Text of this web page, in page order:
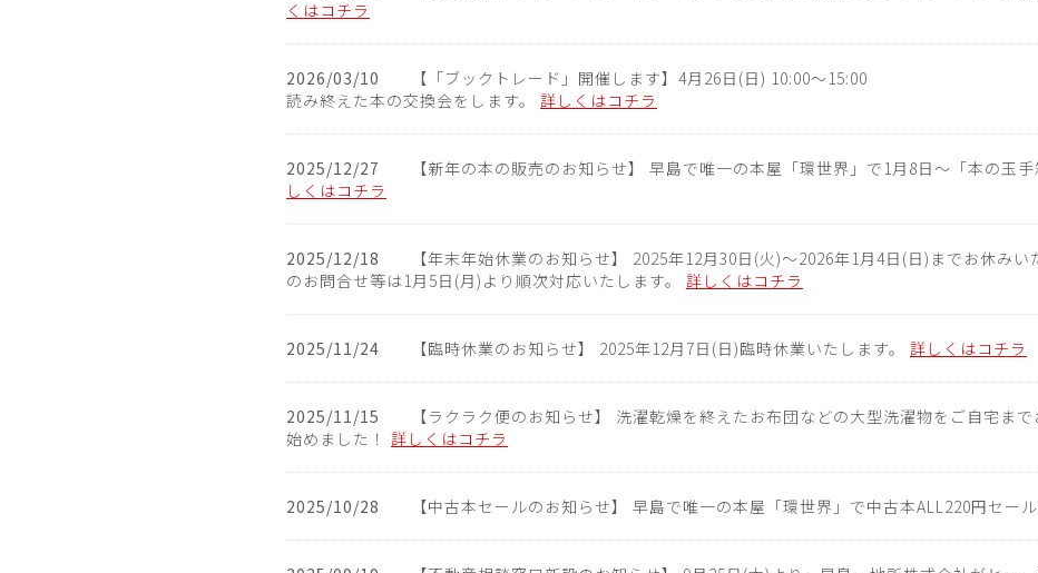
くはコチラ
2026/03/10
【「ブックトレード」開催します】4月26日(日) 10:00～15:00
読み終えた本の交換会をします。 詳しくはコチラ
2025/12/27 【新年の本の販売のお知らせ】 早島で唯一の本屋「環世界」で1月8日～「本の玉
しくはコチラ
2025/12/18
【年末年始休業のお知らせ】 2025年12月30日(火)～2026年1月4日(日)までお休み
のお問合せ等は1月5日(月)より順次対応いたします。 詳しくはコチラ
2025/11/24 【臨時休業のお知らせ】 2025年12月7日(日)臨時休業いたします。 詳しくはコチラ
2025/11/15
【ラクラク便のお知らせ】 洗濯乾燥を終えたお布団などの大型洗濯物をご自宅ま
始めました！ 詳しくはコチラ
2025/10/28 【中古本セールのお知らせ】 早島で唯一の本屋「環世界」で中古本ALL220円セール